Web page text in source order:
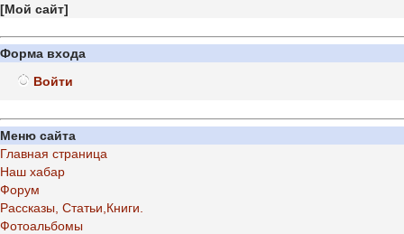
[Мой сайт]
Форма входа
Войти
Меню сайта
Главная страница
Наш хабар
Форум
Рассказы, Статьи,Книги.
Фотоальбомы